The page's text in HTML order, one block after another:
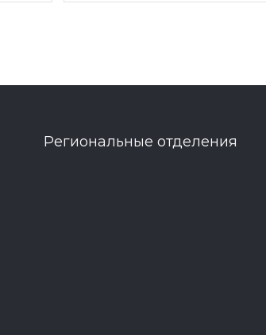
Региональные отделения